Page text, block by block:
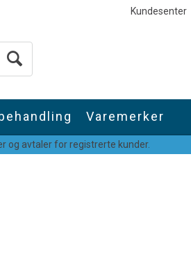
Kundesenter
Varemerker
og avtaler for registrerte kunder.